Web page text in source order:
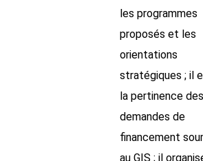
les programmes
proposés et les
orientations
stratégiques ; il
la pertinence des
demandes de
financement
au GIS ; il